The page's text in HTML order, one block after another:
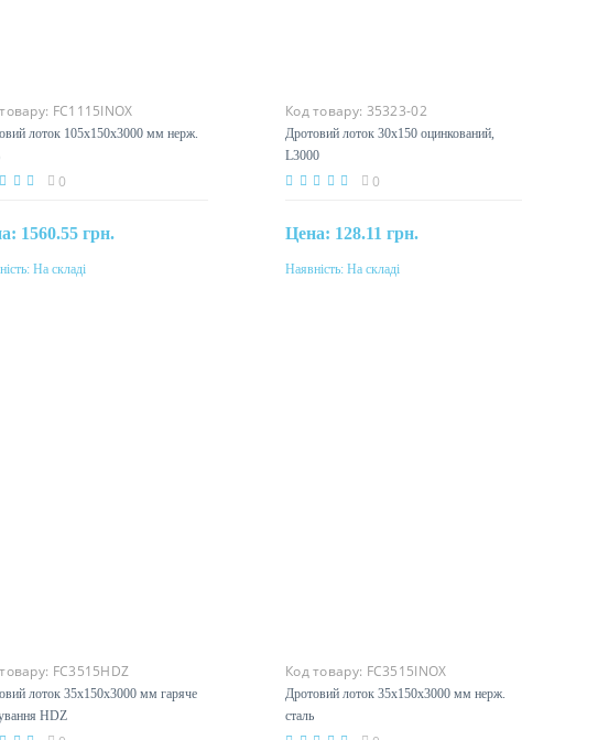
FC1115INOX
лоток 105х150х3000 мм нерж.
0
1560.55 грн.
КупитиНа складі
Код товару: 35323-02
Дротовий лоток 30х150 оцинкований,
L3000
0
Цена: 128.11 грн.
Купити
Наявність: На складі
FC3515HDZ
лоток 35x150х3000 мм гаряче
HDZ
Код товару: FC3515INOX
Дротовий лоток 35x150х3000 мм нерж.
сталь